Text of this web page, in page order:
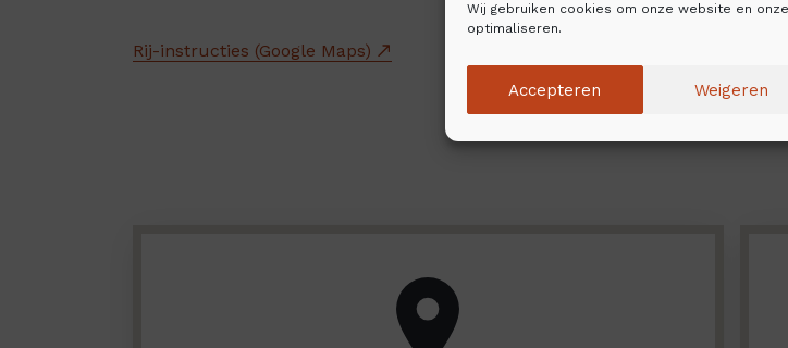
Wij gebruiken cookies om onze website en
optimaliseren.
Accepteren Weigeren
Rij-instructies (Google Maps)